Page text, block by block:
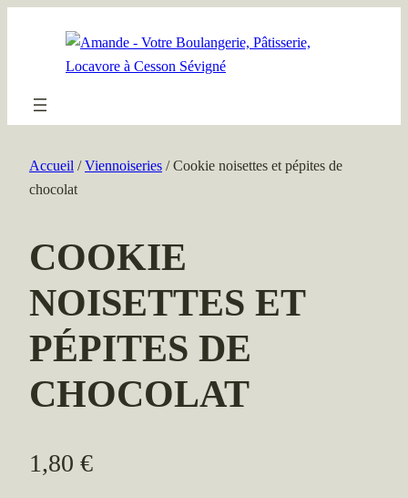
Accueil /Viennoiseries / Cookie noisettes et pépites de
chocolat
COOKIE
NOISETTES ET
PÉPITES DE
CHOCOLAT
1,80 €